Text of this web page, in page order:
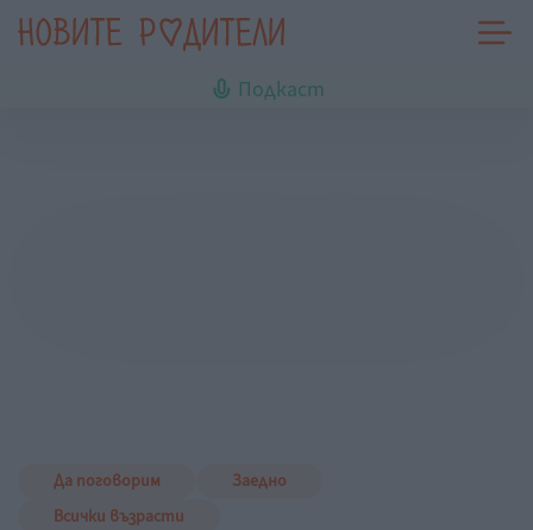
Подкаст
Да поговорим
Заедно
Всички възрасти